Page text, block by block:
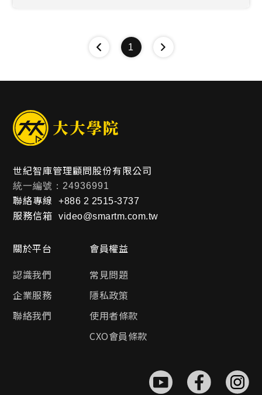
1
世紀智庫管理顧問股份有限公司
統一編號：24936991
聯絡專線 +886 2 2515-3737
服務信箱 video@smartm.com.tw
關於平台
認識我們
企業服務
聯絡我們
會員權益
常見問題
隱私政策
使用者條款
CXO會員條款